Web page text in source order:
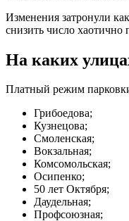
Изменения затронули
снизить число хаотично
На каких
Платный режим
Грибоедова;
Кузнецова;
Смоленская;
Вокзальная;
Комсомольская;
Осипенко;
50 лет Октября;
Даудельная;
Профсоюзная;